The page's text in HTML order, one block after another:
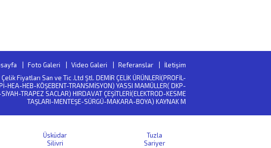
Foto Galeri Video Galeri Referanslar
İletişim
Fiyatları San ve Tic .Ltd Ştl. DEMİR ÇELİK ÜRÜNLERİ(PROFİL-
HEA-HEB-KÖŞEBENT-TRANSMİSYON) YASSI MAMÜLLER( DKP-
TRAPEZ SACLAR) HIRDAVAT ÇEŞİTLERİ(ELEKTROD-KESME
TAŞLARI-MENTEŞE-SÜRGÜ-MAKARA-BOYA) KAYNAK M
Üsküdar
Tuzla
Silivri
Sariyer